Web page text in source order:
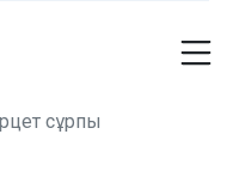
сұрпы